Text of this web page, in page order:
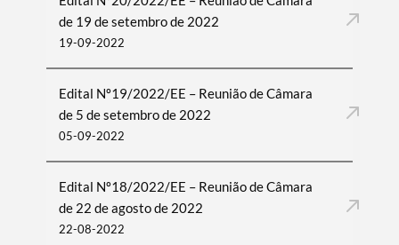
de 19 de setembro de 2022
19-09-2022
Edital Nº19/2022/EE – Reunião de Câmara
de 5 de setembro de 2022
05-09-2022
Edital Nº18/2022/EE – Reunião de Câmara
de 22 de agosto de 2022
22-08-2022